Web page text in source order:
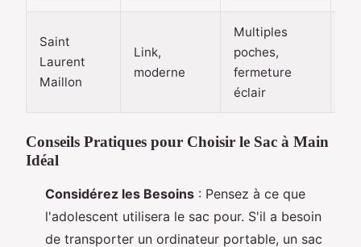
Saint
Laurent
Maillon
Link,
moderne
Multiples
poches,
fermeture
éclair
Conseils Pratiques pour Choisir le Sac à Main
Idéal
Considérez les Besoins : Pensez à ce que
l'adolescent utilisera le sac pour. S'il a besoin
de transporter un ordinateur portable, un sac